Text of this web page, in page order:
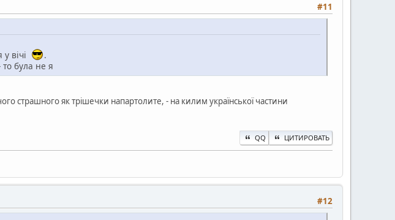
#11
вічі
.
була не я
страшного як трішечки напартолите, - на килим української частини
QQ ЦИТИРОВАТЬ
#12